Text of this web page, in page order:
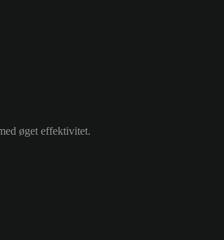
øget effektivitet.